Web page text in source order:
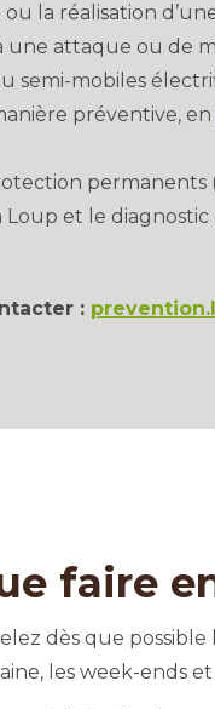
la réalisation
une attaque ou de
semi-mobiles
préventive, en
permanents
et le diagnostic
:
faire
dès que possible
les week-ends